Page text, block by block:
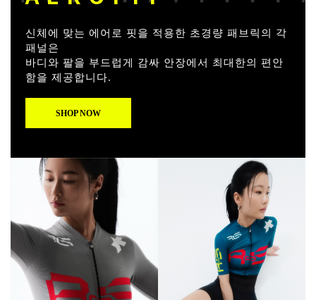
신체에 맞는 에어로 핏을 적용한 초경량 패브릭의 각
패널은
바디와 팔을 부드럽게 감싸 안장에서 최대한의 편안
함을 제공합니다.
SHOP NOW